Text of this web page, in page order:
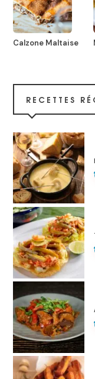
Calzone Maltaise
RECETTES